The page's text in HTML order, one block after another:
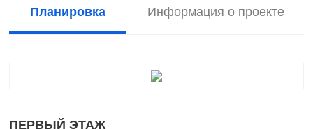
Планировка Информация о проекте
ПЕРВЫЙ ЭТАЖ